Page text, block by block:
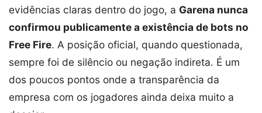
evidências claras dentro do jogo, a Garena nunca
confirmou publicamente a existência de bots no
Free Fire. A posição oficial, quando questionada,
sempre foi de silêncio ou negação indireta. É um
dos poucos pontos onde a transparência da
empresa com os jogadores ainda deixa muito a